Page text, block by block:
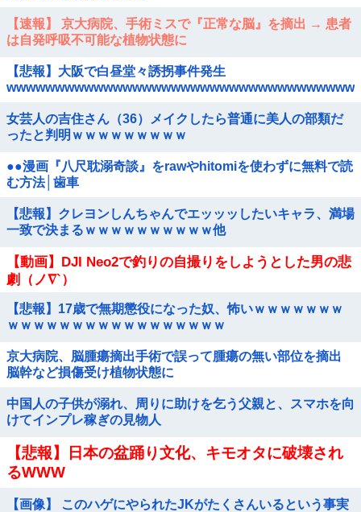
【速報】 京大病院、手術ミスで『正常な脳』を摘出 → 患者
は自発呼吸不可能な植物状態に
【悲報】大阪で白昼堂々誘拐事件発生
wwwwwwwwwwwwwwwwwwwwwwwwwwwwwwwwwwww
女芸人の吉住さん（36）メイクしたら普通に美人の部類だ
ったと判明ｗｗｗｗｗｗｗｗｗ
●●漫画『八尺耽溺奇談』をrawやhitomiを使わずに無料で読
む方法│歯車
【悲報】クレヨンしんちゃんでエッッッしたいキャラ、満場
一致で決まるｗｗｗｗｗｗｗｗｗｗ他
【動画】DJI Neo2で釣りの自撮りをしようとした男の悲
劇（ノ∇`）
【悲報】17歳で無期懲役になった奴、怖いｗｗｗｗｗｗｗ
ｗｗｗｗｗｗｗｗｗｗｗｗｗｗｗｗｗ
京大病院、脳腫瘍摘出手術で誤って腫瘍の無い部位を摘出
脳幹など損傷受け植物状態に
中国人の子供が溺れ、周りに助けを乞う父親と、スマホを向
けてインプレ稼ぎの見物人
【悲報】日本の盆踊り文化、キモオタに破壊され
るWWW
【画像】 このハゲにやられたJKがたくさんいるという事実